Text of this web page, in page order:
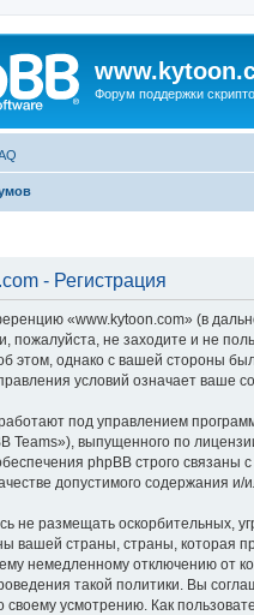
Форум поддержки
- Регистрация
«www.kytoon.com» (в
пожалуйста, не заходите и не
этом, однако с вашей стороны
условий означает ваше
под управлением
Teams»), выпущенного по
phpBB строго
допустимого содержания
не размещать оскорбительных,
вашей страны, страны, которая
немедленному отключению от
такой политики. Вы
усмотрению. Как